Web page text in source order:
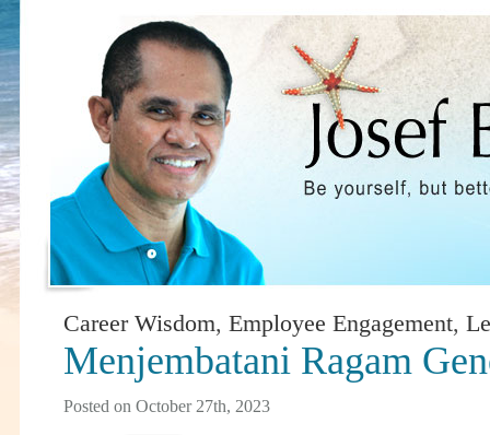
Career Wisdom, Employee Engagement,
Menjembatani Ragam
Posted on October 27th, 2023